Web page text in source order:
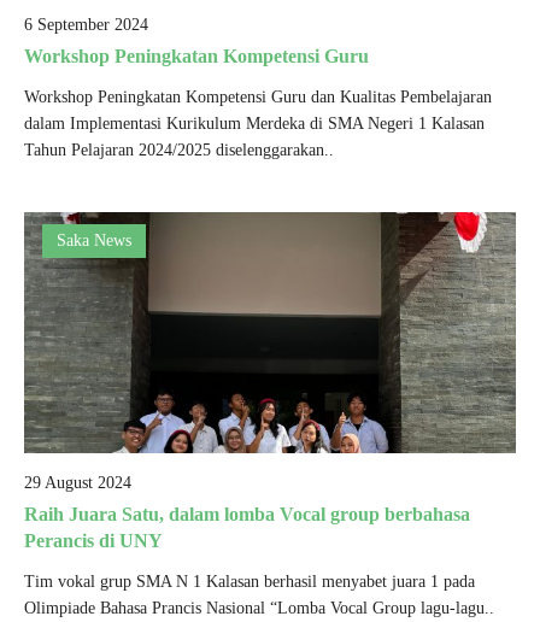
6 September 2024
Workshop Peningkatan Kompetensi Guru
Workshop Peningkatan Kompetensi Guru dan Kualitas Pembelajaran
dalam Implementasi Kurikulum Merdeka di SMA Negeri 1 Kalasan
Tahun Pelajaran 2024/2025 diselenggarakan..
Saka News
29 August 2024
Raih Juara Satu, dalam lomba Vocal group berbahasa
Perancis di UNY
Tim vokal grup SMA N 1 Kalasan berhasil menyabet juara 1 pada
Olimpiade Bahasa Prancis Nasional “Lomba Vocal Group lagu-lagu..